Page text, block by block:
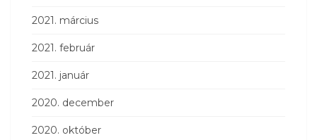
2021. március
2021. február
2021. január
2020. december
2020. október